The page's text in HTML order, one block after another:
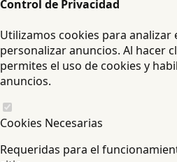
Control de Privacidad
Utilizamos cookies para analizar
personalizar anuncios. Al hacer
permites el uso de cookies y
anuncios.
Cookies Necesarias
Requeridas para el